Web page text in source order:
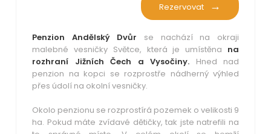
Rezervovat
Penzion Andělský Dvůr se nachází na okraji
malebné vesničky Světce, která je umístěna na
rozhraní Jižních Čech a Vysočiny. Hned nad
penzion na kopci se rozprostře nádherný výhled
přes údolí na okolní vesničky.
Okolo penzionu se rozprostírá pozemek o velikosti 9
ha. Pokud máte zvídavé dětičky, tak jste natrefili na